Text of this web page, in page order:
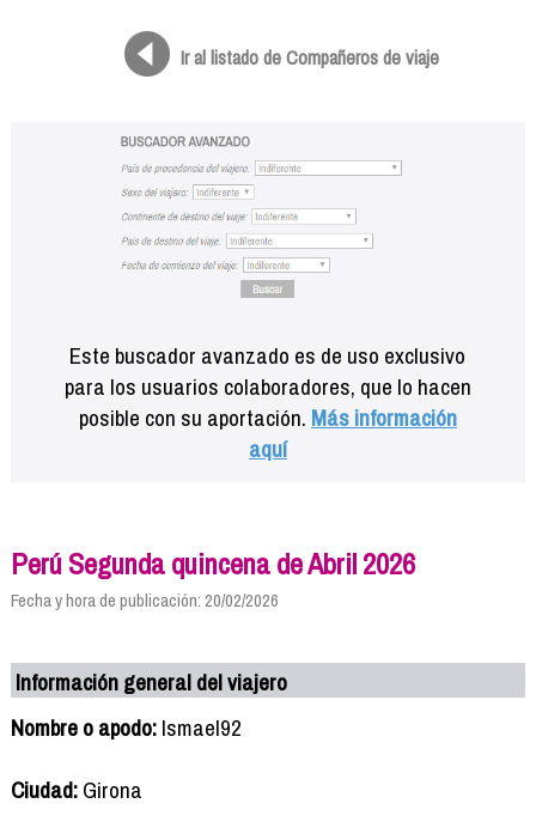
Ir al listado de Compañeros de viaje
Este buscador avanzado es de uso exclusivo
para los usuarios colaboradores, que lo hacen
posible con su aportación. Más información
aquí
Perú Segunda quincena de Abril 2026
Fecha y hora de publicación: 20/02/2026
Información general del viajero
Nombre o apodo:Ismael92
Ciudad:Girona